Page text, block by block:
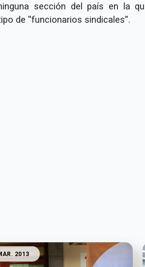
sección del país en la
de ''funcionarios sindicales''.
2013